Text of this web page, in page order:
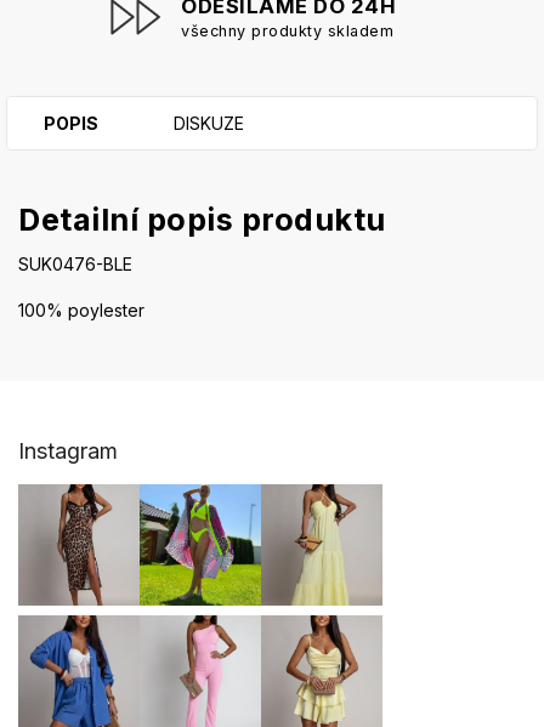
ODESÍLÁME DO 24H
všechny produkty skladem
POPIS DISKUZE
Detailní popis produktu
SUK0476-BLE
100% poylester
Instagram